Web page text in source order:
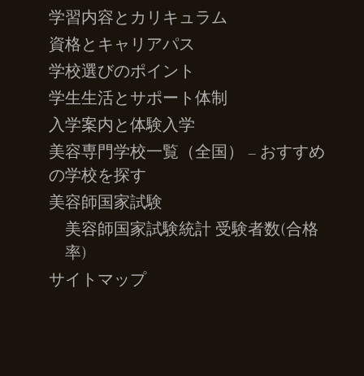
学習内容とカリキュラム
資格とキャリアパス
学校選びのポイント
学生生活とサポート体制
入学案内と体験入学
美容専門学校一覧（全国） – おすすめ
の学校を探す
美容師国家試験
美容師国家試験統計 受験者数(合格
率)
サイトマップ